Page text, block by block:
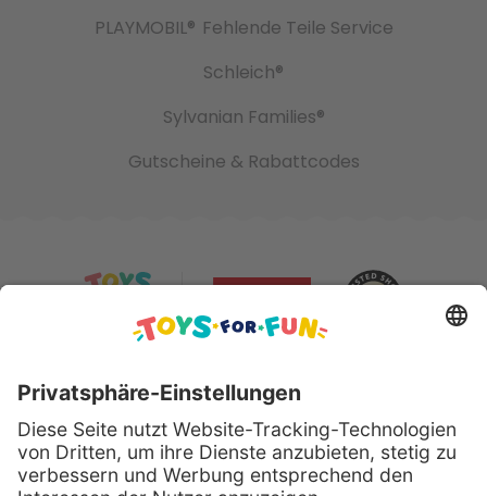
PLAYMOBIL® Fehlende Teile Service
Schleich®
Sylvanian Families®
Gutscheine & Rabattcodes
Sicher bezahlen mit: